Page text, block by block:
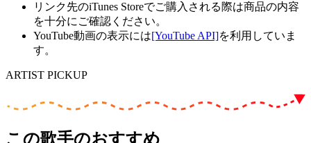
リンク先のiTunes Storeでご購入される際は商品の内容
を十分にご確認ください。
YouTube動画の表示には[YouTube API]を利用していま
す。
ARTIST PICKUP
この歌手のおすすめ